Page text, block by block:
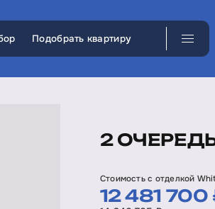
Подобрать квартиру
2
Стоимость с отделкой
12 481 700